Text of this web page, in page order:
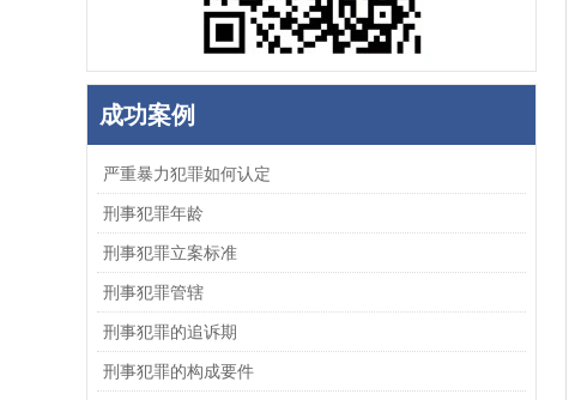
成功案例
严重暴力犯罪如何认定
刑事犯罪年龄
刑事犯罪立案标准
刑事犯罪管辖
刑事犯罪的追诉期
刑事犯罪的构成要件